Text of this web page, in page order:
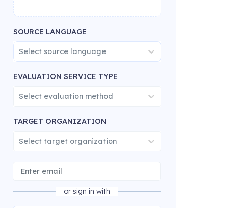
SOURCE LANGUAGE
Select source language
EVALUATION SERVICE TYPE
Select evaluation method
TARGET ORGANIZATION
Select target organization
or sign in with